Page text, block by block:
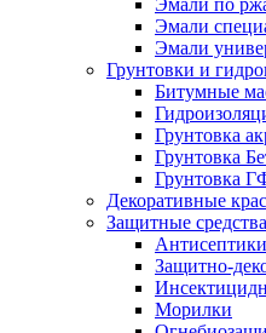
Эмали по
Эмали
Эмали
Грунтовки и
Битумные
Грунтовка
Грунтовка
Грунтовка
Декоративные
Защитные средства
Антисептики
Защитно-
Морилки